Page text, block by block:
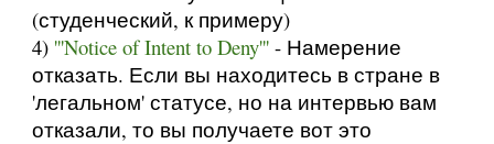
(студенческий, к примеру)
4) '''Notice of Intent to Deny''' - Намерение
отказать. Если вы находитесь в стране в
'легальном' статусе, но на интервью вам
отказали, то вы получаете вот это